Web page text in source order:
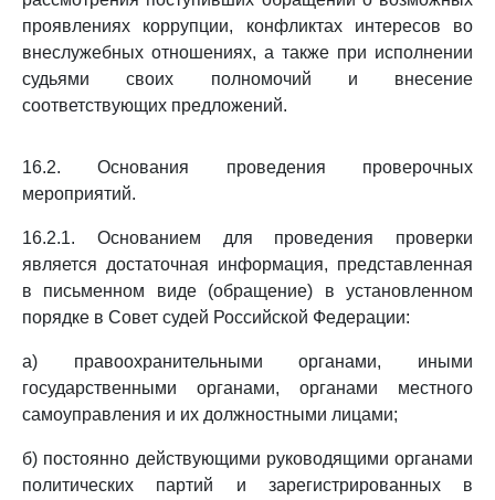
проявлениях коррупции, конфликтах интересов во
внеслужебных отношениях, а также при исполнении
судьями своих полномочий и внесение
соответствующих предложений.
16.2. Основания проведения проверочных
мероприятий.
16.2.1. Основанием для проведения проверки
является достаточная информация, представленная
в письменном виде (обращение) в установленном
порядке в Совет судей Российской Федерации:
а) правоохранительными органами, иными
государственными органами, органами местного
самоуправления и их должностными лицами;
б) постоянно действующими руководящими органами
политических партий и зарегистрированных в